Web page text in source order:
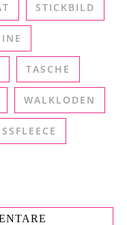
STICKBILD
TASCHE
WALKLODEN